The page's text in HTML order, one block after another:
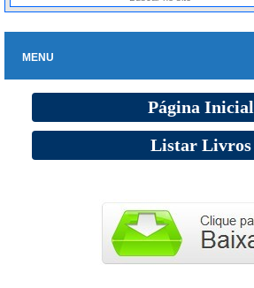
MENU
Página Inicial
Listar Livros